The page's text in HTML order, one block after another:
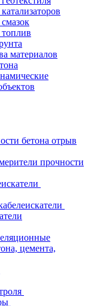
топлив
материалов
бетона отрыв
прочности
цемента,